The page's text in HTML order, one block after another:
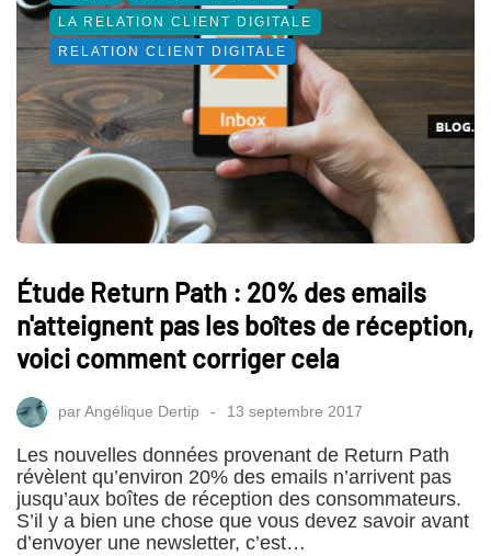
LA RELATION CLIENT DIGITALE
RELATION CLIENT DIGITALE
Étude Return Path : 20% des emails
n'atteignent pas les boîtes de réception,
voici comment corriger cela
parAngélique Dertip 13 septembre 2017
Les nouvelles données provenant de Return Path
révèlent qu’environ 20% des emails n’arrivent pas
jusqu’aux boîtes de réception des consommateurs.
S’il y a bien une chose que vous devez savoir avant
d’envoyer une newsletter, c’est…